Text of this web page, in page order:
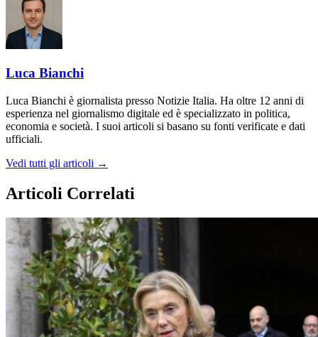
Luca Bianchi
Luca Bianchi è giornalista presso Notizie Italia. Ha oltre 12 anni di
esperienza nel giornalismo digitale ed è specializzato in politica,
economia e società. I suoi articoli si basano su fonti verificate e dati
ufficiali.
Vedi tutti gli articoli →
Articoli Correlati